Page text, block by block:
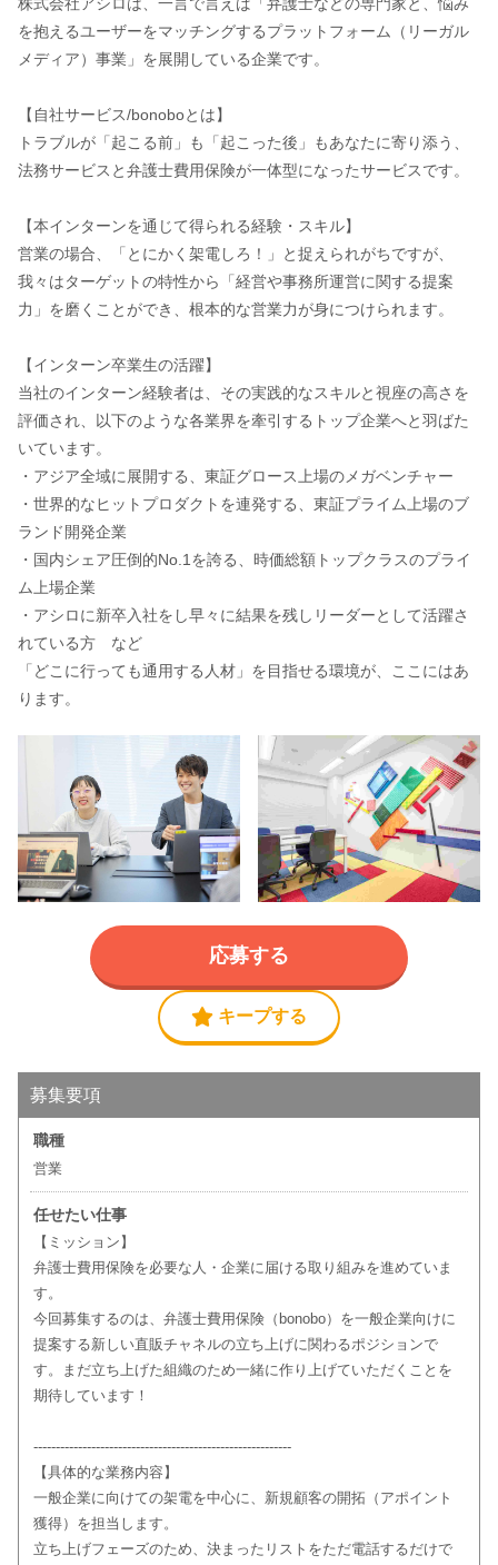
株式会社アシロは、一言で言えば「弁護士などの専門家と、悩み
を抱えるユーザーをマッチングするプラットフォーム（リーガル
メディア）事業」を展開している企業です。
【自社サービス/bonoboとは】
トラブルが「起こる前」も「起こった後」もあなたに寄り添う、
法務サービスと弁護士費用保険が一体型になったサービスです。
【本インターンを通じて得られる経験・スキル】
営業の場合、「とにかく架電しろ！」と捉えられがちですが、
我々はターゲットの特性から「経営や事務所運営に関する提案
力」を磨くことができ、根本的な営業力が身につけられます。
【インターン卒業生の活躍】
当社のインターン経験者は、その実践的なスキルと視座の高さを
評価され、以下のような各業界を牽引するトップ企業へと羽ばた
いています。
・アジア全域に展開する、東証グロース上場のメガベンチャー
・世界的なヒットプロダクトを連発する、東証プライム上場のブ
ランド開発企業
・国内シェア圧倒的No.1を誇る、時価総額トップクラスのプライ
ム上場企業
・アシロに新卒入社をし早々に結果を残しリーダーとして活躍さ
れている方 など
「どこに行っても通用する人材」を目指せる環境が、ここにはあ
ります。
キープする
応募する
募集要項
職種
営業
任せたい仕事
【ミッション】
弁護士費用保険を必要な人・企業に届ける取り組みを進めていま
す。
今回募集するのは、弁護士費用保険（bonobo）を一般企業向けに
提案する新しい直販チャネルの立ち上げに関わるポジションで
す。まだ立ち上げた組織のため一緒に作り上げていただくことを
期待しています！
----------------------------------------------------------
【具体的な業務内容】
一般企業に向けての架電を中心に、新規顧客の開拓（アポイント
獲得）を担当します。
立ち上げフェーズのため、決まったリストをただ電話するだけで